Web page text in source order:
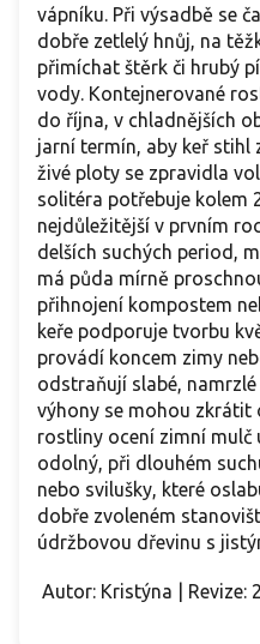
vápníku. Při výsadbě se
dobře zetlelý hnůj, na
přimíchat štěrk či hrubý
vody. Kontejnerované
do října, v chladnějších
jarní termín, aby keř stihl
živé ploty se zpravidla
solitéra potřebuje kolem
nejdůležitější v prvním
delších suchých period,
má půda mírně
přihnojení kompostem
keře podporuje tvorbu
provádí koncem zimy
odstraňují slabé,
výhony se mohou zkrátit
rostliny ocení zimní mulč
odolný, při dlouhém
nebo svilušky, které
dobře zvoleném
údržbovou dřevinu s
Autor: Kristýna | Revize: